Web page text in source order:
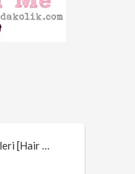
[Hair …